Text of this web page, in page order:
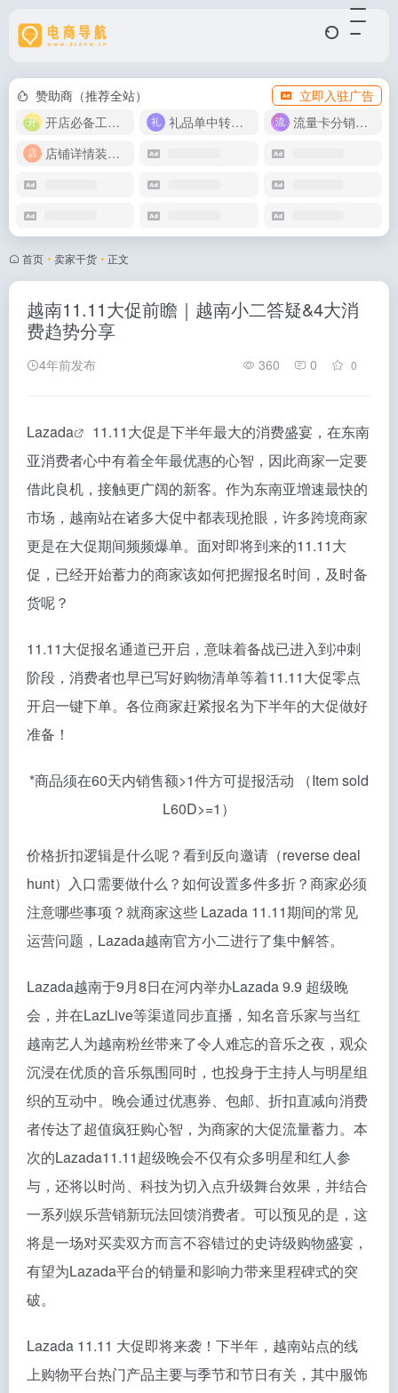
赞助商（推荐全站）
立即入驻广告
开店必备工具箱
礼品单中转同步单
流量卡分销代理
店铺详情装修模版
首页 • 卖家干货 • 正文
越南11.11大促前瞻｜越南小二答疑&4大消
费趋势分享
4年前发布 360 0 0
Lazada
11.11大促是下半年最大的消费盛宴，在东南
亚消费者心中有着全年最优惠的心智，因此商家一定要
借此良机，接触更广阔的新客。作为东南亚增速最快的
市场，越南站在诸多大促中都表现抢眼，许多跨境商家
更是在大促期间频频爆单。面对即将到来的11.11大
促，已经开始蓄力的商家该如何把握报名时间，及时备
货呢？
11.11大促报名通道已开启，意味着备战已进入到冲刺
阶段，消费者也早已写好购物清单等着11.11大促零点
开启一键下单。各位商家赶紧报名为下半年的大促做好
准备！
*商品须在60天内销售额>1件方可提报活动 （Item sold
L60D>=1）
价格折扣逻辑是什么呢？看到反向邀请（reverse deal
hunt）入口需要做什么？如何设置多件多折？商家必须
注意哪些事项？就商家这些 Lazada 11.11期间的常见
运营问题，Lazada越南官方小二进行了集中解答。
Lazada越南于9月8日在河内举办Lazada 9.9 超级晚
会，并在LazLive等渠道同步直播，知名音乐家与当红
越南艺人为越南粉丝带来了令人难忘的音乐之夜，观众
沉浸在优质的音乐氛围同时，也投身于主持人与明星组
织的互动中。晚会通过优惠券、包邮、折扣直减向消费
者传达了超值疯狂购心智，为商家的大促流量蓄力。本
次的Lazada11.11超级晚会不仅有众多明星和红人参
与，还将以时尚、科技为切入点升级舞台效果，并结合
一系列娱乐营销新玩法回馈消费者。可以预见的是，这
将是一场对买卖双方而言不容错过的史诗级购物盛宴，
有望为Lazada平台的销量和影响力带来里程碑式的突
破。
Lazada 11.11 大促即将来袭！下半年，越南站点的线
上购物平台热门产品主要与季节和节日有关，其中服饰